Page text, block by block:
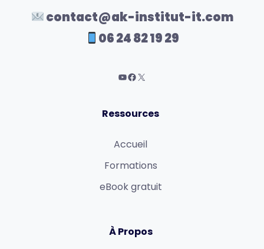
contact@ak-institut-it.com
06 24 82 19 29
Ressources
Accueil
Formations
eBook gratuit
À Propos